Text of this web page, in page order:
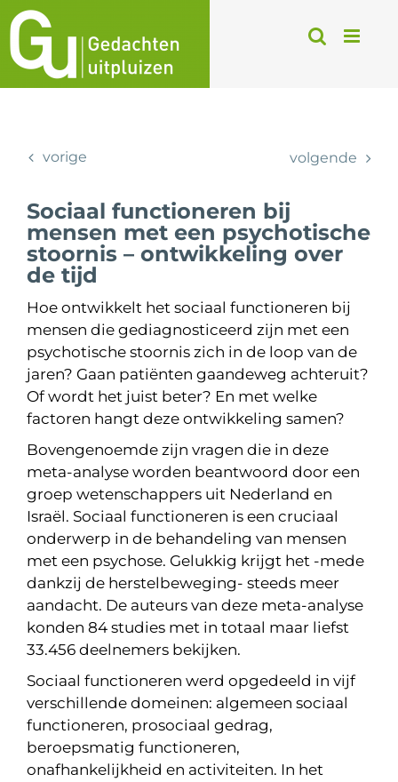
Ga
naar
inhoud
vorige volgende
Sociaal functioneren bij
mensen met een psychotische
stoornis – ontwikkeling over
de tijd
Hoe ontwikkelt het sociaal functioneren bij
mensen die gediagnosticeerd zijn met een
psychotische stoornis zich in de loop van de
jaren? Gaan patiënten gaandeweg achteruit?
Of wordt het juist beter? En met welke
factoren hangt deze ontwikkeling samen?
Bovengenoemde zijn vragen die in deze
meta-analyse worden beantwoord door een
groep wetenschappers uit Nederland en
Israël. Sociaal functioneren is een cruciaal
onderwerp in de behandeling van mensen
met een psychose. Gelukkig krijgt het -mede
dankzij de herstelbeweging- steeds meer
aandacht. De auteurs van deze meta-analyse
konden 84 studies met in totaal maar liefst
33.456 deelnemers bekijken.
Sociaal functioneren werd opgedeeld in vijf
verschillende domeinen: algemeen sociaal
functioneren, prosociaal gedrag,
beroepsmatig functioneren,
onafhankelijkheid en activiteiten. In het